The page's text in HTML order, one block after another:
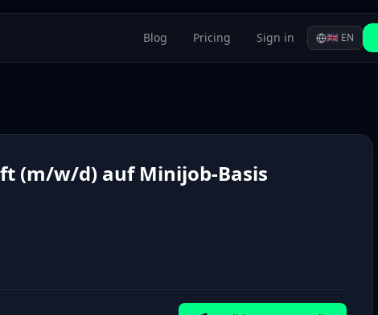
Blog Pricing Sign in 🇬🇧 EN
(m/w/d) auf Minijob-Basis